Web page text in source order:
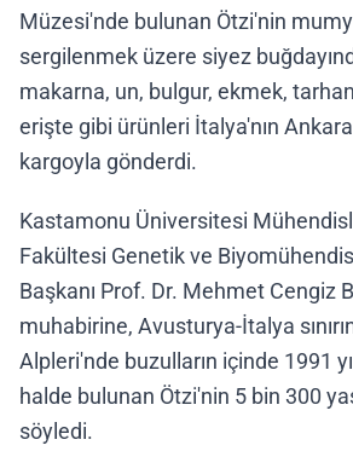
Müzesi'nde bulunan Ötzi'nin
sergilenmek üzere siyez
makarna, un, bulgur, ekmek,
erişte gibi ürünleri İtalya'nın
kargoyla gönderdi.
Kastamonu Üniversitesi
Fakültesi Genetik ve
Başkanı Prof. Dr. Mehmet Cengiz
muhabirine, Avusturya-İtalya
Alpleri'nde buzulların içinde 1991
halde bulunan Ötzi'nin 5 bin 300
söyledi.